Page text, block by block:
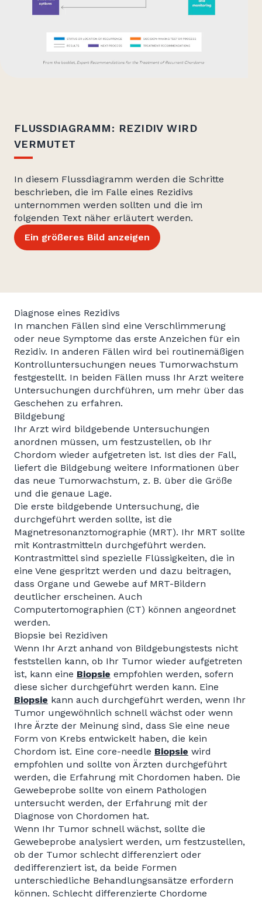
FLUSSDIAGRAMM: REZIDIV WIRD
VERMUTET
In diesem Flussdiagramm werden die Schritte
beschrieben, die im Falle eines Rezidivs
unternommen werden sollten und die im
folgenden Text näher erläutert werden.
Ein größeres Bild anzeigen
Diagnose eines Rezidivs
In manchen Fällen sind eine Verschlimmerung
oder neue Symptome das erste Anzeichen für ein
Rezidiv. In anderen Fällen wird bei routinemäßigen
Kontrolluntersuchungen neues Tumorwachstum
festgestellt. In beiden Fällen muss Ihr Arzt weitere
Untersuchungen durchführen, um mehr über das
Geschehen zu erfahren.
Bildgebung
Ihr Arzt wird bildgebende Untersuchungen
anordnen müssen, um festzustellen, ob Ihr
Chordom wieder aufgetreten ist. Ist dies der Fall,
liefert die Bildgebung weitere Informationen über
das neue Tumorwachstum, z. B. über die Größe
und die genaue Lage.
Die erste bildgebende Untersuchung, die
durchgeführt werden sollte, ist die
Magnetresonanztomographie (MRT). Ihr MRT sollte
mit Kontrastmitteln durchgeführt werden.
Kontrastmittel sind spezielle Flüssigkeiten, die in
eine Vene gespritzt werden und dazu beitragen,
dass Organe und Gewebe auf MRT-Bildern
deutlicher erscheinen. Auch
Computertomographien (CT) können angeordnet
werden.
Biopsie bei Rezidiven
Wenn Ihr Arzt anhand von Bildgebungstests nicht
feststellen kann, ob Ihr Tumor wieder aufgetreten
ist, kann eine Biopsie empfohlen werden, sofern
diese sicher durchgeführt werden kann. Eine
Biopsie kann auch durchgeführt werden, wenn Ihr
Tumor ungewöhnlich schnell wächst oder wenn
Ihre Ärzte der Meinung sind, dass Sie eine neue
Form von Krebs entwickelt haben, die kein
Chordom ist. Eine core-needle Biopsie wird
empfohlen und sollte von Ärzten durchgeführt
werden, die Erfahrung mit Chordomen haben. Die
Gewebeprobe sollte von einem Pathologen
untersucht werden, der Erfahrung mit der
Diagnose von Chordomen hat.
Wenn Ihr Tumor schnell wächst, sollte die
Gewebeprobe analysiert werden, um festzustellen,
ob der Tumor schlecht differenziert oder
dedifferenziert ist, da beide Formen
unterschiedliche Behandlungsansätze erfordern
können. Schlecht differenzierte Chordome